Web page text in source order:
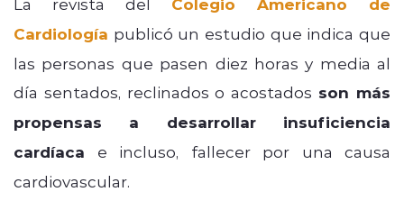
Cardiología publicó un estudio que indica que
las personas que pasen diez horas y media al
día sentados, reclinados o acostados son más
propensas a desarrollar insuficiencia
cardíaca e incluso, fallecer por una causa
cardiovascular.